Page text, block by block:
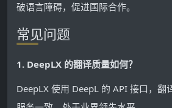
破语言障碍，促进国际合作。
常见问题
1. DeepLX 的翻译质量如何？
DeepLX 使用 DeepL 的 API 接口，翻